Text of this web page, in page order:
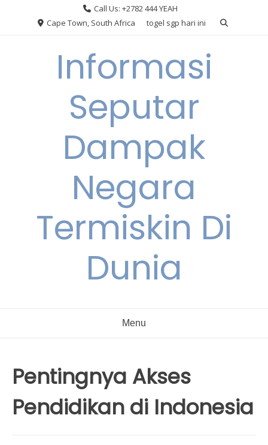
Call Us: +2782 444 YEAH
Cape Town, South Africa
togel sgp hari ini
Informasi
Seputar
Dampak
Negara
Termiskin Di
Dunia
Menu
Pentingnya Akses
Pendidikan di Indonesia